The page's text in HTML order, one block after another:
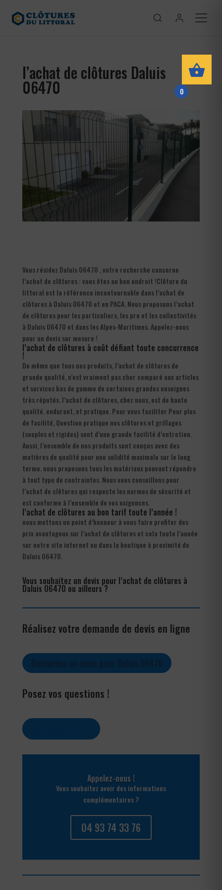
l’achat de clôtures Daluis
06470
Vous résidez Daluis 06470 , votre recherche concerne
l’achat de clôtures : vous êtes au bon endroit !Clôture du
littoral est la référence incontournable dans l’achat de
clôtures à Daluis 06470 et en PACA. Nous proposons l’achat
de clôtures pour les particuliers, les pro et les collectivités
à Daluis 06470 et dans les Alpes-Maritimes. Appelez-nous
pour un devis sur mesure !
l’achat de clôtures à coût défiant toute concurrence
!
De même que tous nos produits, l’achat de clôtures de
grande qualité, n’est vraiment pas cher comparé aux articles
et services bas de gamme de certaines grandes enseignes
très réputés. l’achat de clôtures, chez nous, est de haute
qualité. endurant, et pratique. Pour vous faciliter Pour plus
de facilité, Question pratique nos clôtures et grillages
(souples et rigides) sont d’une grande facilité d’entretien.
Aussi, l’ensemble de nos produits sont conçus avec des
matières de qualité pour une solidité maximale sur le long
terme. nous proposons tous les matériaux pouvant répondre
à tout type de contraintes. Nous vous conseillons pour
l’achat de clôtures qui respecte les normes de sécurité et
est conforme à l’ensemble de vos exigences.
l’achat de clôtures au bon tarif toute l’année !
nous mettons un point d’honneur à vous faire profiter des
prix avantageux sur l’achat de clôtures et cela toute l’année
sur notre site internet ou dans la boutique à proximité de
Daluis 06470.
Vous souhaitez un devis pour l’achat de clôtures à
Daluis 06470 ou ailleurs ?
Réalisez votre demande de devis en ligne
Posez vos questions !
Appelez-nous !
Vous souhaitez avoir des informations
complémentaires ?
04 93 74 33 76
0